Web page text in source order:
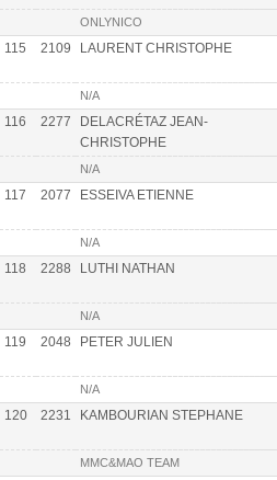
ONLYNICO
115 2109 LAURENT CHRISTOPHE
N/A
116 2277
DELACRÉTAZ JEAN-
CHRISTOPHE
N/A
117 2077 ESSEIVA ETIENNE
N/A
118 2288 LUTHI NATHAN
N/A
119 2048 PETER JULIEN
N/A
120 2231 KAMBOURIAN STEPHANE
MMC&MAO TEAM